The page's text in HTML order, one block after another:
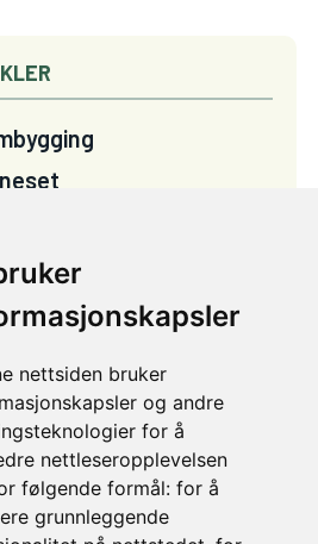
nettsiden bruker
og andre
for å
nettleseropplevelsen
følgende formål: for å
grunnleggende
gate